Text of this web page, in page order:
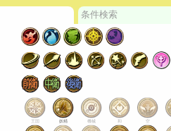
条件検索
王国 妖精 機械 和 空